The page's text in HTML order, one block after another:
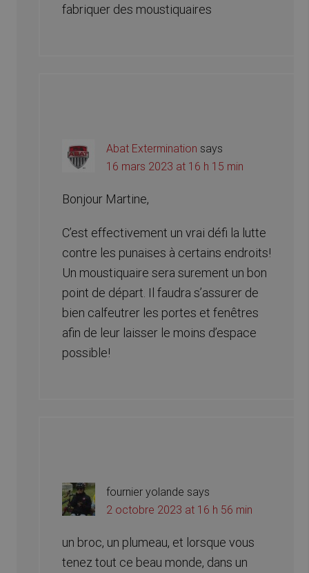
fabriquer des moustiquaires
Abat Extermination says
16 mars 2023 at 16 h 15 min
Bonjour Martine,
C’est effectivement un vrai défi la lutte
contre les punaises à certains endroits!
Un moustiquaire sera surement un bon
point de départ. Il faudra s’assurer de
bien calfeutrer les portes et fenêtres
afin de leur laisser le moins d’espace
possible!
fournier yolande says
2 octobre 2023 at 16 h 56 min
un broc, un plumeau, et lorsque vous
tenez tout ce beau monde, dans un